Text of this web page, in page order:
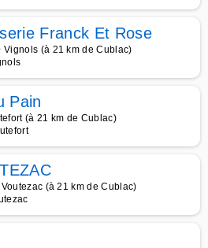
Franck Et Rose
(à 21 km de Cublac)
Pain
(à 21 km de Cublac)
(à 21 km de Cublac)